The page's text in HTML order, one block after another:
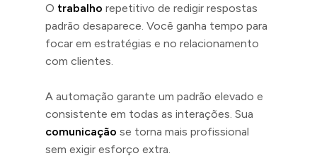
O trabalho repetitivo de redigir respostas
padrão desaparece. Você ganha tempo para
focar em estratégias e no relacionamento
com clientes.
A automação garante um padrão elevado e
consistente em todas as interações. Sua
comunicação se torna mais profissional
sem exigir esforço extra.